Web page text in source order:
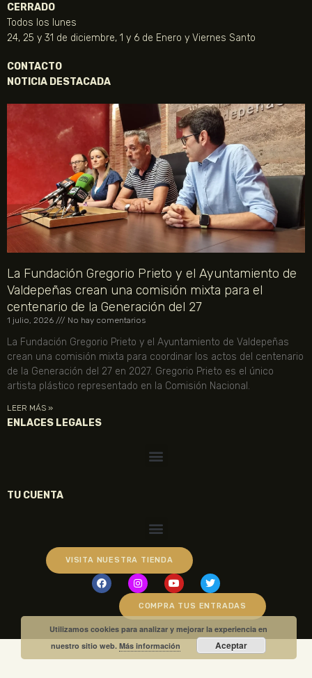
CERRADO
Todos los lunes
24, 25 y 31 de diciembre, 1 y 6 de Enero y Viernes Santo
CONTACTO
NOTICIA DESTACADA
La Fundación Gregorio Prieto y el Ayuntamiento de
Valdepeñas crean una comisión mixta para el
centenario de la Generación del 27
1 julio, 2026 No hay comentarios
La Fundación Gregorio Prieto y el Ayuntamiento de Valdepeñas
crean una comisión mixta para coordinar los actos del centenario
de la Generación del 27 en 2027. Gregorio Prieto es el único
artista plástico representado en la Comisión Nacional.
LEER MÁS »
ENLACES LEGALES
TU CUENTA
VISITA NUESTRA TIENDA
COMPRA TUS ENTRADAS
Utilizamos cookies para analizar y mejorar la experiencia en
nuestro sitio web.Más información Aceptar